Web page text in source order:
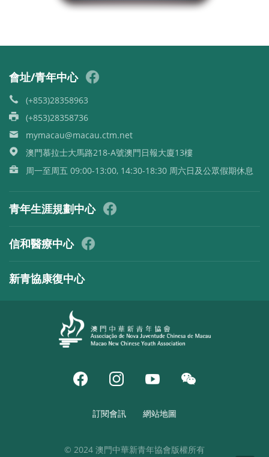
會址/青年中心
(+853)28358963
(+853)28358736
mymacau@macau.ctm.net
澳門慕拉士大馬路218-A號澳門日報大廈13樓
周一至周五 09:00-13:00, 14:30-18:30 周六日及公眾假期休息
青年生涯規劃中心
信和醫療中心
新青協康復中心
訂閱會訊 網站地圖
© 2024 澳門中華新青年協會版權所有